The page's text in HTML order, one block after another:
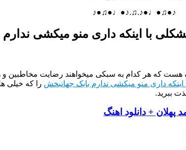
♪●♫●♩●♪.♫.♪●♩●♫●♪
با اینکه داری منو میکشی ندارم
هست که هر کدام به سبکی میخواهند رضایت مخاطبین و
داری منو میکشی ندارم بابک جهانبخش را که خیلی
ببرید.
+ دانلود اهنگ